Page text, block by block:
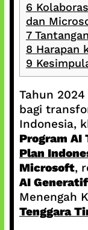
6
dan
7
8 Harapan
9
Tahun
bagi
Indonesia,
Program AI
Plan
Microsoft,
AI Generatif
Menengah
Tenggara